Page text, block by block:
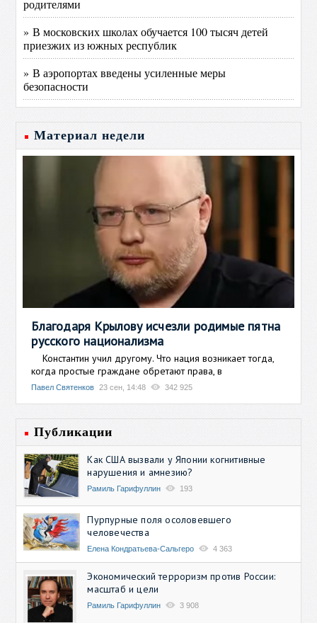
родителями
» В московских школах обучается 100 тысяч детей
приезжих из южных республик
» В аэропортах введены усиленные меры
безопасности
Материал недели
Благодаря Крылову исчезли родимые пятна
русского национализма
Константин учил другому. Что нация возникает тогда,
когда простые граждане обретают права, в
Павел Святенков 23 сен, 14:48 342 925
Публикации
Как США вызвали у Японии когнитивные
нарушения и амнезию?
Рамиль Гарифуллин 193
Пурпурные поля осоловевшего
человечества
Елена Кондратьева-Сальгеро 4 363
Экономический терроризм против России:
масштаб и цели
Рамиль Гарифуллин 3 908